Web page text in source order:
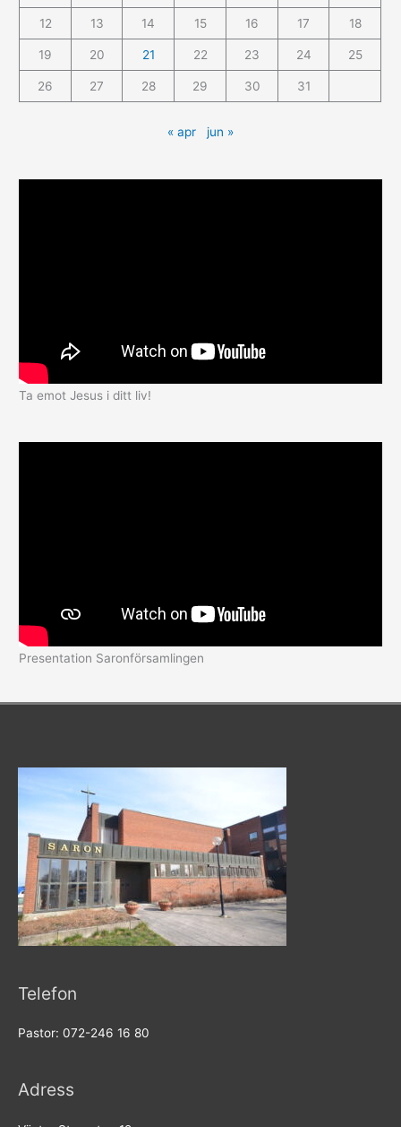
12 13 14 15 16 17 18
19 20 21 22 23 24 25
26 27 28 29 30 31
« apr jun »
Ta emot Jesus i ditt liv!
Presentation Saronförsamlingen
Telefon
Pastor: 072-246 16 80
Adress